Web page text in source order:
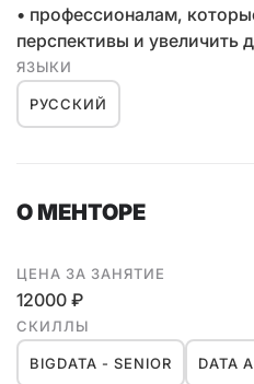
• профессионалам,
перспективы и увеличить
ЯЗЫКИ
РУССКИЙ
О МЕНТОРЕ
ЦЕНА ЗА ЗАНЯТИЕ
12000 ₽
СКИЛЛЫ
BIGDATA - SENIOR DATA